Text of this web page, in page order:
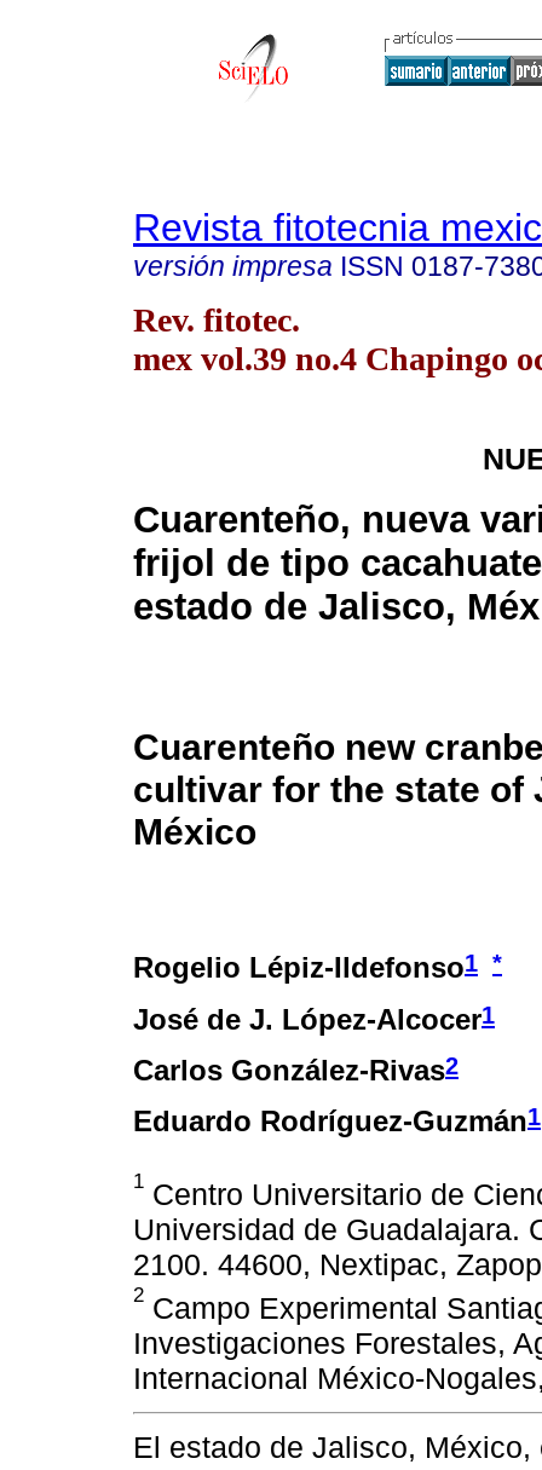
Revista fitotecnia
versión impresa ISSN 0187-
Rev. fitotec.
mex vol.39 no.4 Chapingo
Cuarenteño, nueva
frijol de tipo
estado de Jalisco,
Cuarenteño new
cultivar for the state of
México
Rogelio Lépiz-Ildefonso1 *
José de J. López-Alcocer1
Carlos González-Rivas2
Eduardo Rodríguez-Guzmán1
1 Centro Universitario de
Universidad de Guadalajara.
2100. 44600, Nextipac,
2 Campo Experimental
Investigaciones Forestales,
Internacional México-
El estado de Jalisco,